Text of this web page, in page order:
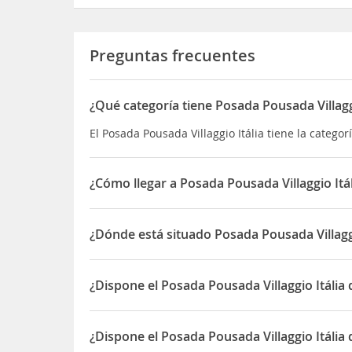
Preguntas frecuentes
¿Qué categoría tiene Posada Pousada
El Posada Pousada Villaggio Itália tiene la
¿Cómo llegar a Posada Pousada Villaggio
Con una ubicación privilegiada, se puede
Baden Baden [100 metros]
Compras Cadij [150 metros]
Mercado comercial Plaza [200 metros]
Estación de tren turístico
[Anexo a la posada y el descuento para los
¿Dónde está situado Posada Pousada
El Posada Pousada Villaggio Itália está situado
¿Dispone el Posada Pousada Villaggio Itália
Sí, el Posada Pousada Villaggio Itália dispone de
¿Dispone el Posada Pousada Villaggio Itália